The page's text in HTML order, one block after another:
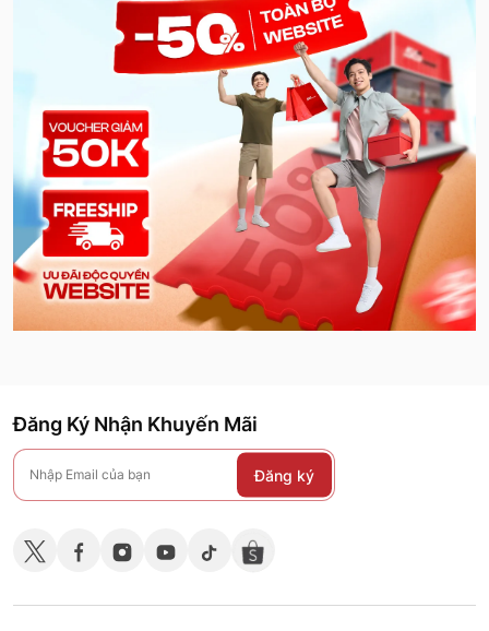
Đăng Ký Nhận Khuyến Mãi
Đăng ký